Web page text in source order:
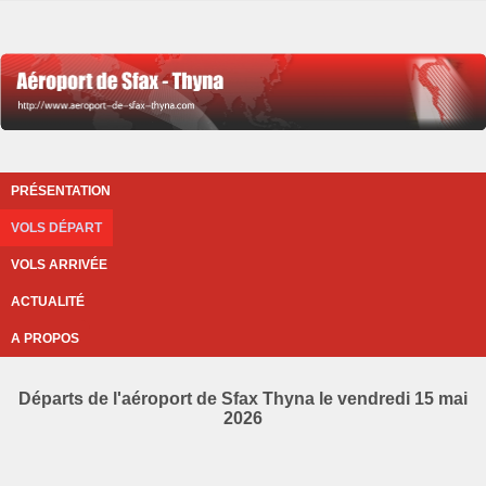
PRÉSENTATION
VOLS DÉPART
VOLS ARRIVÉE
ACTUALITÉ
A PROPOS
Départs de l'aéroport de Sfax Thyna le vendredi 15 mai
2026